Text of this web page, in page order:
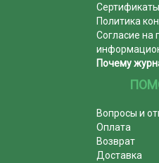
Политика
Согласие на
Почему
Вопросы и
Оплата
Возврат
Доставка